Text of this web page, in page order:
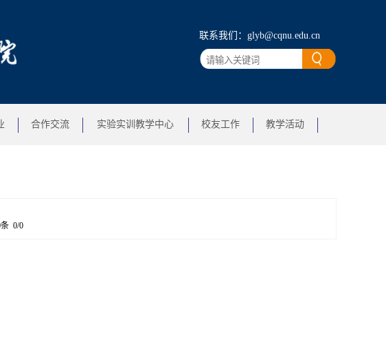
联系我们：glyb@cqnu.edu.cn
合作交流 实验实训教学中心 校友工作 教学活动
0/0